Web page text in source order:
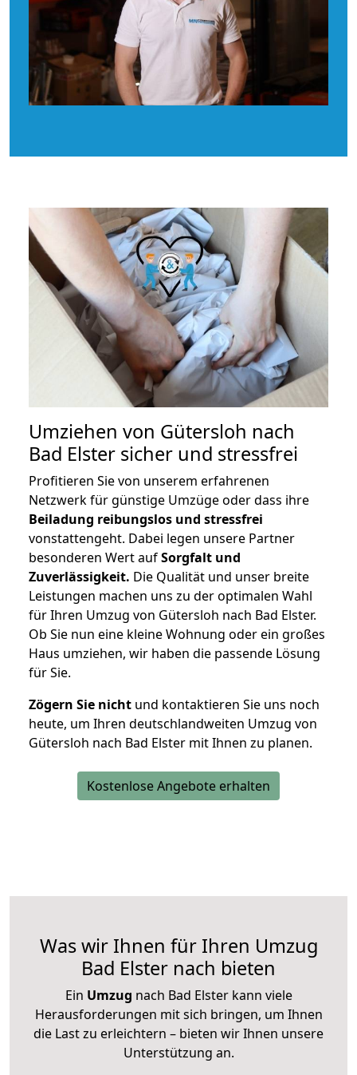
Umziehen von Gütersloh nach
Bad Elster sicher und stressfrei
Profitieren Sie von unserem erfahrenen
Netzwerk für günstige Umzüge oder dass ihre
Beiladung reibungslos und stressfrei
vonstattengeht. Dabei legen unsere Partner
besonderen Wert aufSorgfalt und
Zuverlässigkeit. Die Qualität und unser breite
Leistungen machen uns zu der optimalen Wahl
für Ihren Umzug von Gütersloh nach Bad Elster.
Ob Sie nun eine kleine Wohnung oder ein großes
Haus umziehen, wir haben die passende Lösung
für Sie.
Zögern Sie nicht und kontaktieren Sie uns noch
heute, um Ihren deutschlandweiten Umzug von
Gütersloh nach Bad Elster mit Ihnen zu planen.
Kostenlose Angebote erhalten
Was wir Ihnen für Ihren Umzug
Bad Elster nach bieten
Ein Umzug nach Bad Elster kann viele
Herausforderungen mit sich bringen, um Ihnen
die Last zu erleichtern – bieten wir Ihnen unsere
Unterstützung an.